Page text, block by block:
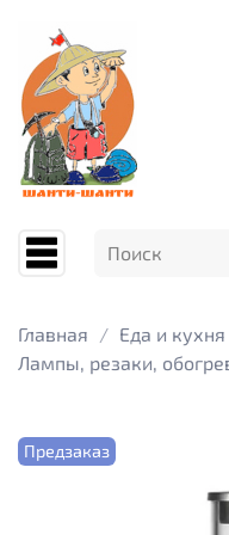
Главная Еда и кухня
Лампы, резаки,
Предзаказ